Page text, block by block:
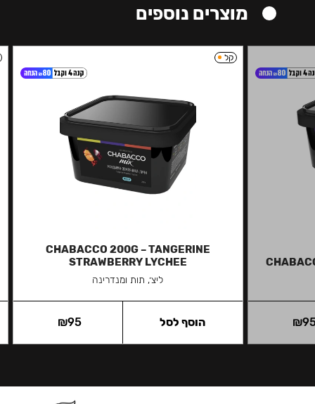
מוצרים נוספים
₪
קל
CHABACCO 200G – TANGERINE
STRAWBERRY LYCHEE
ליצ׳, תות ומנדרינה
₪95 הוסף לסל